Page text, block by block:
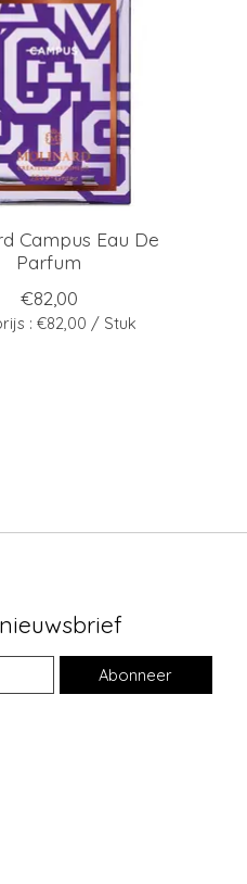
Campus Eau De
Parfum
€82,00
: €82,00 / Stuk
Abonneer